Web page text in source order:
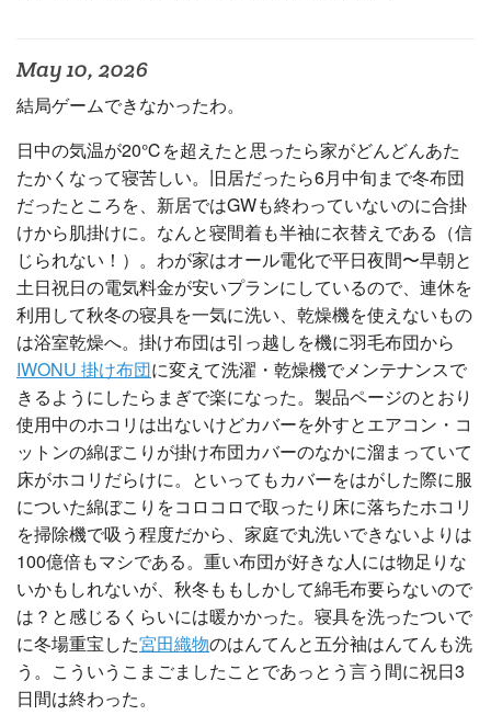
May 10, 2026
結局ゲームできなかったわ。
日中の気温が20℃を超えたと思ったら家がどんどんあた
たかくなって寝苦しい。旧居だったら6月中旬まで冬布団
だったところを、新居ではGWも終わっていないのに合掛
けから肌掛けに。なんと寝間着も半袖に衣替えである（信
じられない！）。わが家はオール電化で平日夜間〜早朝と
土日祝日の電気料金が安いプランにしているので、連休を
利用して秋冬の寝具を一気に洗い、乾燥機を使えないもの
は浴室乾燥へ。掛け布団は引っ越しを機に羽毛布団から
IWONU 掛け布団に変えて洗濯・乾燥機でメンテナンスで
きるようにしたらまぎで楽になった。製品ページのとおり
使用中のホコリは出ないけどカバーを外すとエアコン・コ
ットンの綿ぼこりが掛け布団カバーのなかに溜まっていて
床がホコリだらけに。といってもカバーをはがした際に服
についた綿ぼこりをコロコロで取ったり床に落ちたホコリ
を掃除機で吸う程度だから、家庭で丸洗いできないよりは
100億倍もマシである。重い布団が好きな人には物足りな
いかもしれないが、秋冬ももしかして綿毛布要らないので
は？と感じるくらいには暖かかった。寝具を洗ったついで
に冬場重宝した宮田織物のはんてんと五分袖はんてんも洗
う。こういうこまごましたことであっとう言う間に祝日3
日間は終わった。